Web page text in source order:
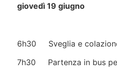
giovedì 19
6h30 Sveglia e
7h30 Partenza in bus